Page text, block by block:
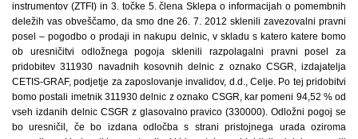
instrumentov (ZTFI) in 3. točke 5. člena Sklepa o informacijah o pomembnih
deležih vas obveščamo, da smo dne 26. 7. 2012 sklenili zavezovalni pravni
posel – pogodbo o prodaji in nakupu delnic, v skladu s katero katere bomo
ob uresničitvi odložnega pogoja sklenili razpolagalni pravni posel za
pridobitev 311930 navadnih kosovnih delnic z oznako CSGR, izdajatelja
CETIS-GRAF, podjetje za zaposlovanje invalidov, d.d., Celje. Po tej pridobitvi
bomo postali imetnik 311930 delnic z oznako CSGR, kar pomeni 94,52 % od
vseh izdanih delnic CSGR z glasovalno pravico (330000). Odložni pogoj se
bo uresničil, če bo izdana odločba s strani pristojnega urada oziroma